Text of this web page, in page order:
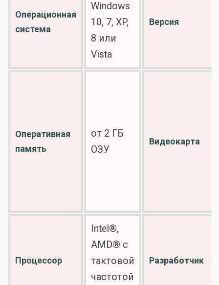
Операционная
система
Windows
10, 7, XP,
8 или
Vista
Версия
Оперативная
память
от 2 ГБ
ОЗУ
Видеокарта
Процессор
Intel®,
AMD® с
тактовой
частотой
Разработчик